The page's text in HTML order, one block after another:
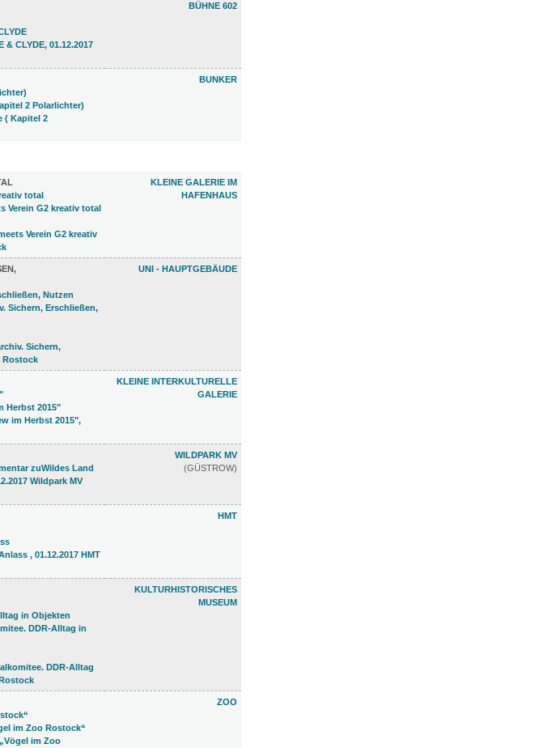
BÜHNE 602
BUNKER
KLEINE GALERIE IM
HAFENHAUS
N
UNI - HAUPTGEBÄUDE
KLEINE INTERKULTURELLE
GALERIE
WILDPARK MV
(GÜSTROW)
HMT
KULTURHISTORISCHES
MUSEUM
ZOO